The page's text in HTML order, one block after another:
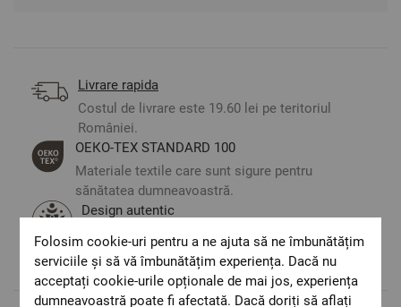
Livrare rapida
Costul de livrare este 19.60 lei pe teritoriul
României.
ОЕКО-ТЕX STANDARD 100
Materiale textile care sunt sigure pentru
sănătatea dumneavoastră.
Design autentic
Culori și imprimeuri pentru orice stil și
preferință.
Folosim cookie-uri pentru a ne ajuta să ne îmbunătățim
serviciile și să vă îmbunătățim experiența. Dacă nu
acceptați cookie-urile opționale de mai jos, experiența
dumneavoastră poate fi afectată. Dacă doriți să aflați